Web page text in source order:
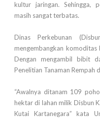
kultur jaringan. Sehingga,
masih sangat terbatas.
Dinas Perkebunan
mengembangkan
Dengan mengambil bibit
Penelitian Tanaman Rempah
“Awalnya ditanam 109
hektar di lahan milik Disbun
Kutai Kartanegara” kata